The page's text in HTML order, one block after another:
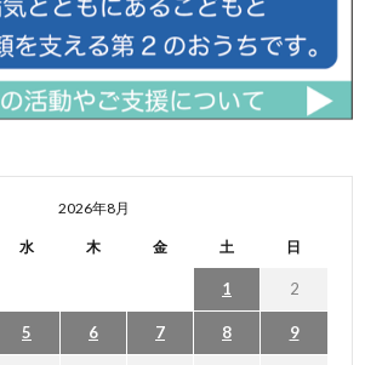
2026年8月
水 木 金 土 日
1 2
5 6 7 8 9